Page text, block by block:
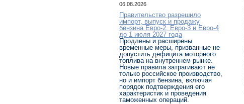
06.08.2026
Правительство разрешило
импорт, выпуск и продажу
бензина Евро-2, Евро-3 и Евро-4
до 1 июля 2027 года
Продлены и расширены
временные меры, призванные не
допустить дефицита моторного
топлива на внутреннем рынке.
Новые правила затрагивают не
только российское производство,
но и импорт бензина, включая
порядок подтверждения его
характеристик и проведения
таможенных операций.